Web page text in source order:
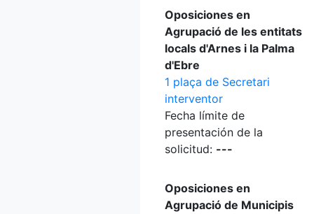
Oposiciones en
Agrupació de les entitats
locals d'Arnes i la Palma
d'Ebre
1 plaça de Secretari
interventor
Fecha límite de
presentación de la
solicitud: ---
Oposiciones en
Agrupació de Municipis